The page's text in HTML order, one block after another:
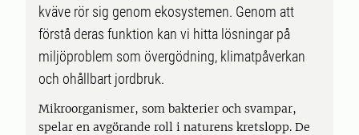
kväve rör sig genom ekosystemen. Genom att
förstå deras funktion kan vi hitta lösningar på
miljöproblem som övergödning, klimatpåverkan
och ohållbart jordbruk.
Mikroorganismer, som bakterier och svampar,
spelar en avgörande roll i naturens kretslopp. De